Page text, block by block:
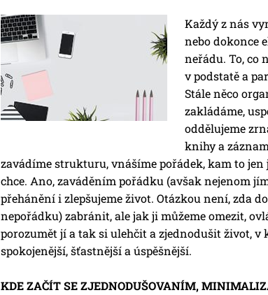
Každý z nás
nebo dokonce
neřádu. To, co
v podstatě a
Stále něco
zakládáme,
oddělujeme
knihy a
zavádíme strukturu, vnášíme pořádek, kam to jen
chce. Ano, zaváděním pořádku (avšak nejenom
přehánění i zlepšujeme život. Otázkou není, zda
nepořádku) zabránit, ale jak ji můžeme omezit,
porozumět jí a tak si ulehčit a zjednodušit život, v
spokojenější, šťastnější a úspěšnější.
KDE ZAČÍT SE ZJEDNODUŠOVANÍM,